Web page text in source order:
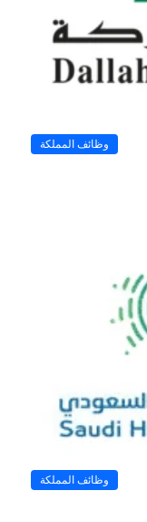
وظائف المملكة
وظائف المملكة